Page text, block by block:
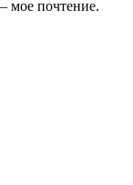
мое почтение.